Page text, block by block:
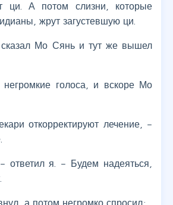
ци. А потом слизни, которые
жрут загустевшую ци.
Мо Сянь и тут же вышел
голоса, и вскоре Мо
откорректируют лечение, –
ответил я. – Будем надеяться,
а потом негромко спросил: